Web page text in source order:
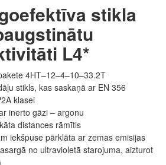
stikla
L4*
4HT–12–4–10–33.2T
stikls, kas saskaņā ar EN 356
klasei
inerto gāzi – argonu
distances rāmītis
iekšpuse pārklāta ar zemas emisijas
no ultravioletā starojuma, aizturot